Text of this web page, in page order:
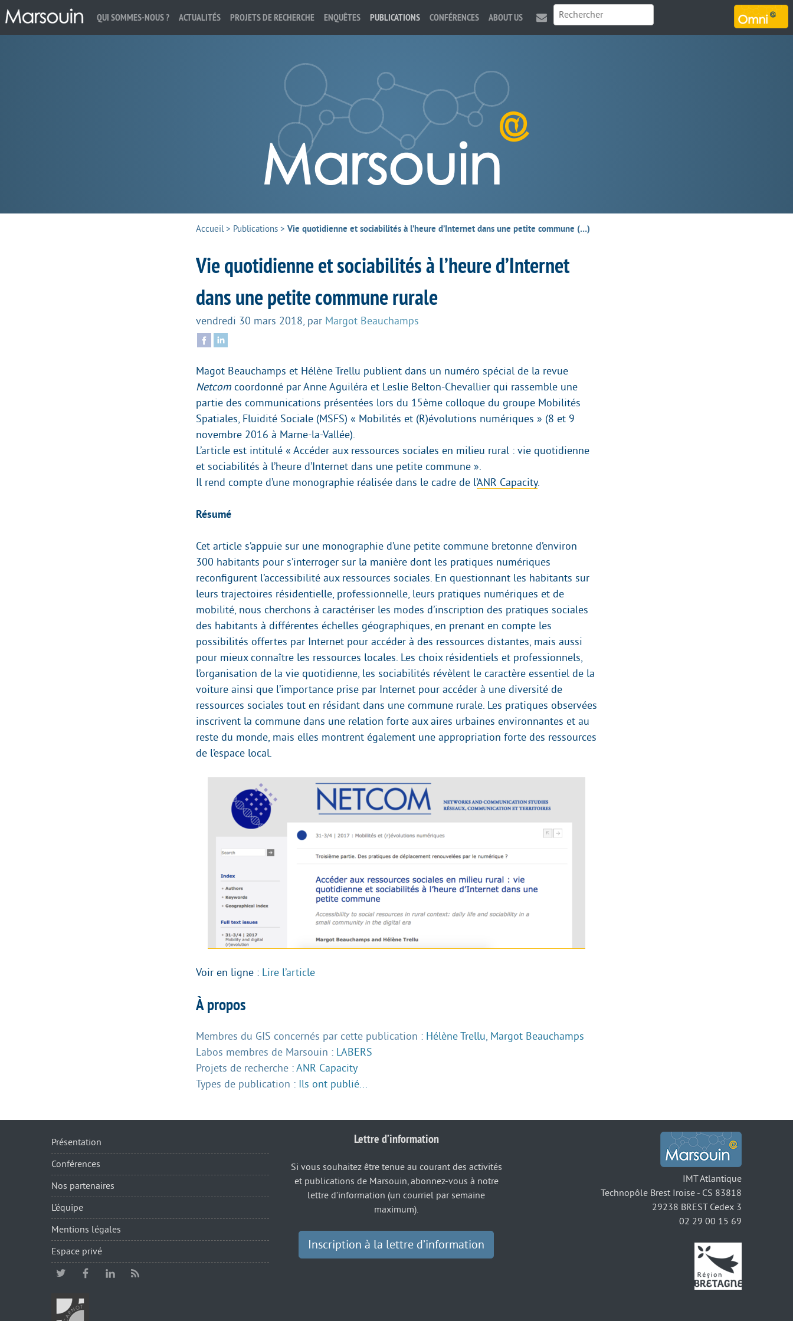
QUI SOMMES-NOUS ? ACTUALITÉS PROJETS DE RECHERCHE ENQUÊTES PUBLICATIONS CONFÉRENCES ABOUT US
Accueil> Publications > Vie quotidienne et sociabilités à l’heure d’Internet dans une petite commune (…)
Vie quotidienne et sociabilités à l’heure d’Internet
dans une petite commune rurale
vendredi 30 mars 2018 par Margot Beauchamps
Magot Beauchamps et Hélène Trellu publient dans un numéro spécial de la revue
Netcom coordonné par Anne Aguiléra et Leslie Belton-Chevallier qui rassemble une
partie des communications présentées lors du 15ème colloque du groupe Mobilités
Spatiales, Fluidité Sociale (MSFS) « Mobilités et (R)évolutions numériques » (8 et 9
novembre 2016 à Marne-la-Vallée).
L’article est intitulé « Accéder aux ressources sociales en milieu rural : vie quotidienne
et sociabilités à l’heure d’Internet dans une petite commune ».
Il rend compte d’une monographie réalisée dans le cadre de l’ANR Capacity.
Résumé
Cet article s’appuie sur une monographie d’une petite commune bretonne d’environ
300 habitants pour s’interroger sur la manière dont les pratiques numériques
reconfigurent l’accessibilité aux ressources sociales. En questionnant les habitants sur
leurs trajectoires résidentielle, professionnelle, leurs pratiques numériques et de
mobilité, nous cherchons à caractériser les modes d’inscription des pratiques sociales
des habitants à différentes échelles géographiques, en prenant en compte les
possibilités offertes par Internet pour accéder à des ressources distantes, mais aussi
pour mieux connaître les ressources locales. Les choix résidentiels et professionnels,
l’organisation de la vie quotidienne, les sociabilités révèlent le caractère essentiel de la
voiture ainsi que l’importance prise par Internet pour accéder à une diversité de
ressources sociales tout en résidant dans une commune rurale. Les pratiques observées
inscrivent la commune dans une relation forte aux aires urbaines environnantes et au
reste du monde, mais elles montrent également une appropriation forte des ressources
de l’espace local.
Voir en ligne : Lire l’article
À propos
Membres du GIS concernés par cette publication : Hélène Trellu, Margot Beauchamps
Labos membres de Marsouin : LABERS
Projets de recherche : ANR Capacity
Types de publication : Ils ont publié...
Présentation
Conférences
Nos partenaires
L’équipe
Mentions légales
Espace privé
Lettre d’information
Si vous souhaitez être tenue au courant des activités
et publications de Marsouin, abonnez-vous à notre
lettre d’information (un courriel par semaine
maximum).
Inscription à la lettre d’information
IMT Atlantique
Technopôle Brest Iroise - CS 83818
29238 BREST Cedex 3
02 29 00 15 69